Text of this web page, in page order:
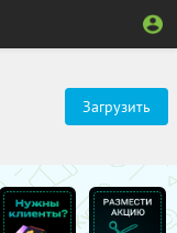
Загрузить